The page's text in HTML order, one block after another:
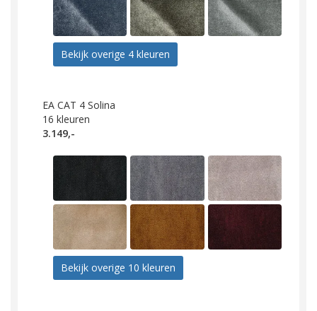
Bekijk overige 4 kleuren
EA CAT 4 Solina
16 kleuren
3.149,-
Bekijk overige 10 kleuren